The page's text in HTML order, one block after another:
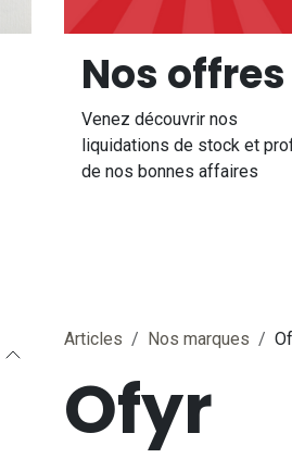
Nos offres
Venez découvrir nos
liquidations de stock et
de nos bonnes affaires
Articles Nos marques
Ofyr